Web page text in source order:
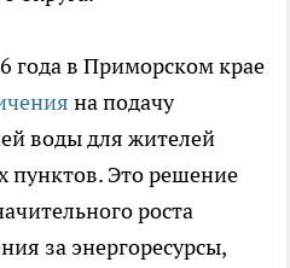
года в Приморском крае
на подачу
воды для жителей
пунктов. Это решение
роста
за энергоресурсы,